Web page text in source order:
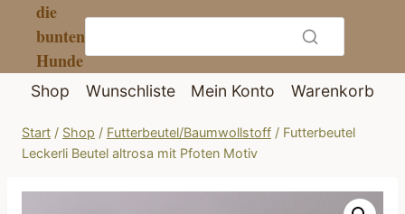
Inhalt
springen
die
bunten
Hunde
Shop Wunschliste Mein Konto Warenkorb
Start / Shop / Futterbeutel/Baumwollstoff / Futterbeutel
Leckerli Beutel altrosa mit Pfoten Motiv